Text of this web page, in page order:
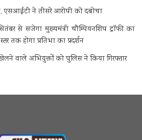
एसआईटी ने तीसरे आरोपी को दबोचा
से सजेगा मुख्यमंत्री चौम्पियनशिप ट्रॉफी का
तक होगा प्रतिभा का प्रदर्शन
वाले अभियुक्तों को पुलिस ने किया गिरफ्तार